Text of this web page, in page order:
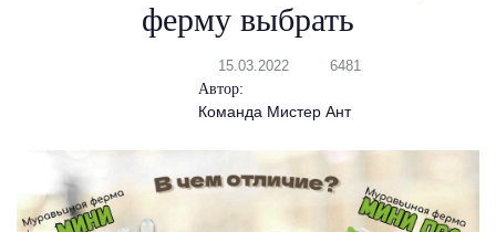
ферму выбрать
15.03.2022
6481
Автор:
Команда Мистер Ант